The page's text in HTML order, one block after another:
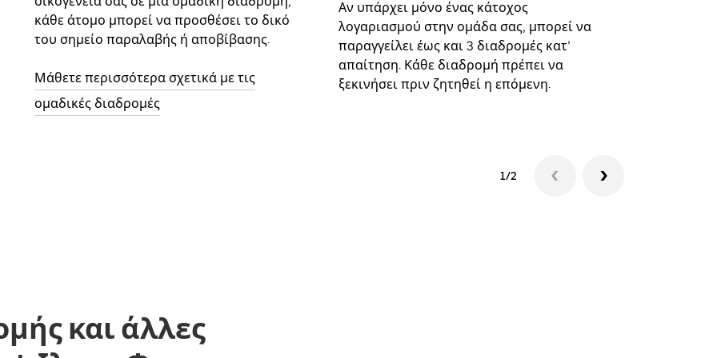
κάθε άτομο μπορεί να προσθέσει το δικό
του σημείο παραλαβής ή αποβίβασης.
Μάθετε περισσότερα σχετικά με τις
ομαδικές διαδρομές
Αν υπάρχει μόνο ένας κάτοχος
λογαριασμού στην ομάδα σας, μπορεί να
παραγγείλει έως και 3 διαδρομές κατ’
απαίτηση. Κάθε διαδρομή πρέπει να
ξεκινήσει πριν ζητηθεί η επόμενη.
1/2
και άλλες